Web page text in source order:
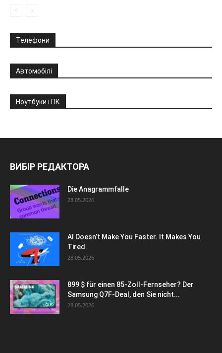
Телефони
Автомобілі
Ноутбуки і ПК
ВИБІР РЕДАКТОРА
Die Anagrammfalle
28.05.2026
AI Doesn’t Make You Faster. It Makes You
Tired.
28.05.2026
899 $ für einen 85-Zoll-Fernseher? Der
Samsung Q7F-Deal, den Sie nicht...
28.05.2026